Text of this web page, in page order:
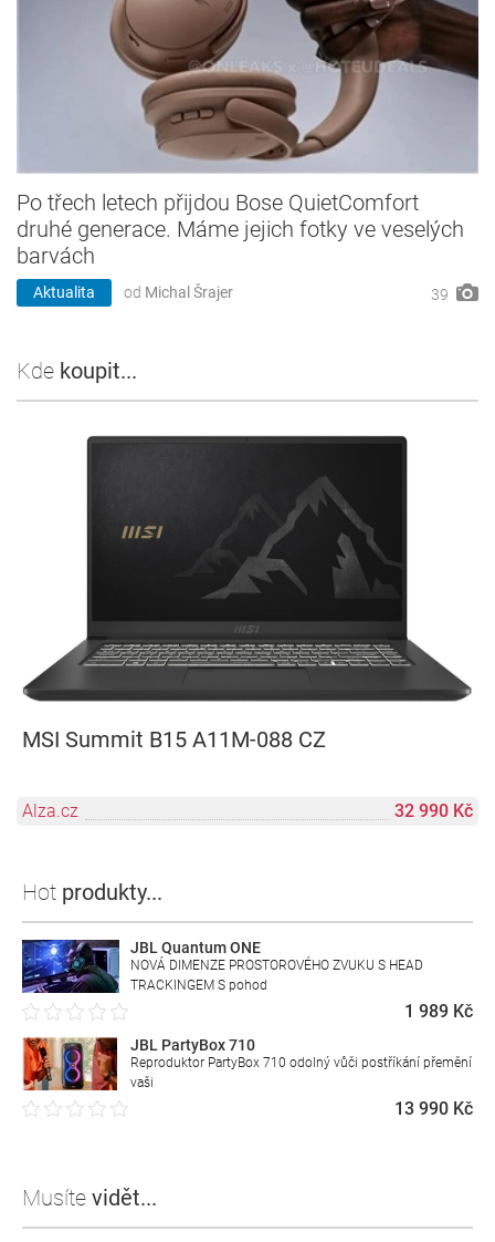
Po třech letech přijdou Bose QuietComfort
druhé generace. Máme jejich fotky ve veselých
barvách
Aktualita od Michal Šrajer 39
Kde koupit...
MSI Summit B15 A11M-088 CZ
Alza.cz 32 990 Kč
Hot produkty...
JBL Quantum ONE
NOVÁ DIMENZE PROSTOROVÉHO ZVUKU S HEAD
TRACKINGEM S pohod
1 989 Kč
JBL PartyBox 710
Reproduktor PartyBox 710 odolný vůči postříkání přemění
vaši
13 990 Kč
Musíte vidět...